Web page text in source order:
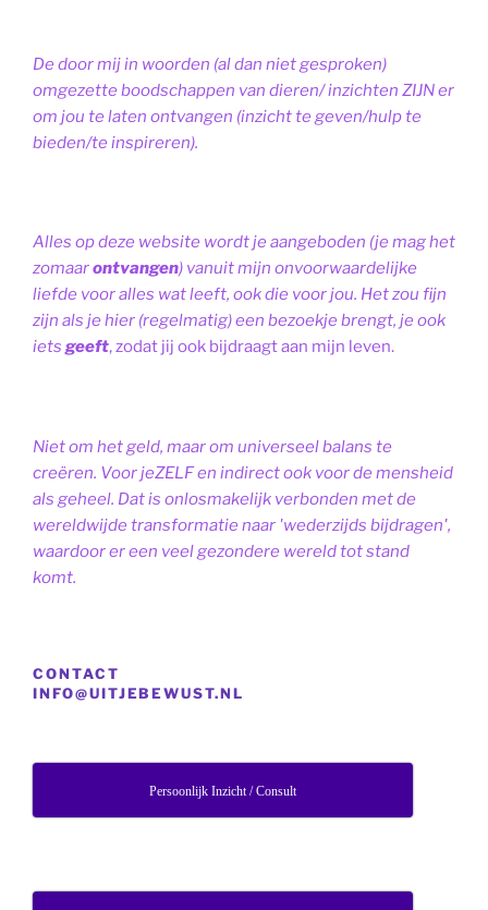
De door mij in woorden (al dan niet gesproken)
omgezette boodschappen van dieren/ inzichten ZIJN er
om jou te laten ontvangen (inzicht te geven/hulp te
bieden/te inspireren).
Alles op deze website wordt je aangeboden (je mag het
zomaarontvangen) vanuit mijn onvoorwaardelijke
liefde voor alles wat leeft, ook die voor jou. Het zou fijn
zijn als je hier (regelmatig) een bezoekje brengt, je ook
iets geeft, zodat jij ook bijdraagt aan mijn leven.
Niet om het geld, maar om universeel balans te
creëren. Voor jeZELF en indirect ook voor de mensheid
als geheel. Dat is onlosmakelijk verbonden met de
wereldwijde transformatie naar 'wederzijds bijdragen',
waardoor er een veel gezondere wereld tot stand
komt.
CONTACT
INFO@UITJEBEWUST.NL
Persoonlijk Inzicht / Consult